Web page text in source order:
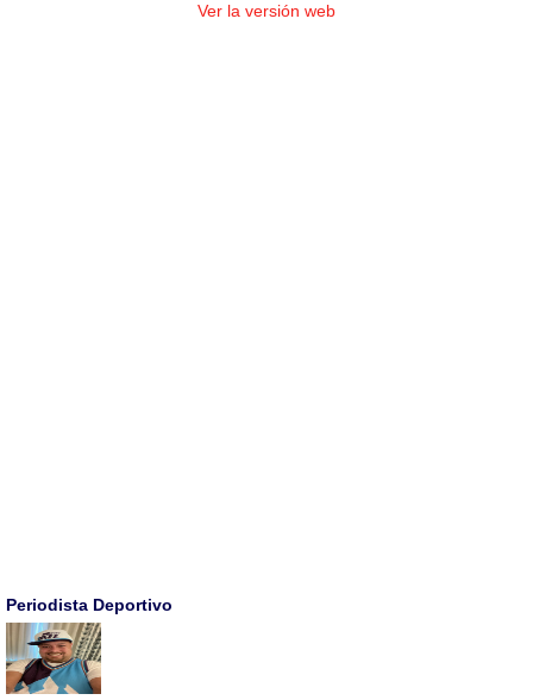
Ver la versión web
Periodista Deportivo